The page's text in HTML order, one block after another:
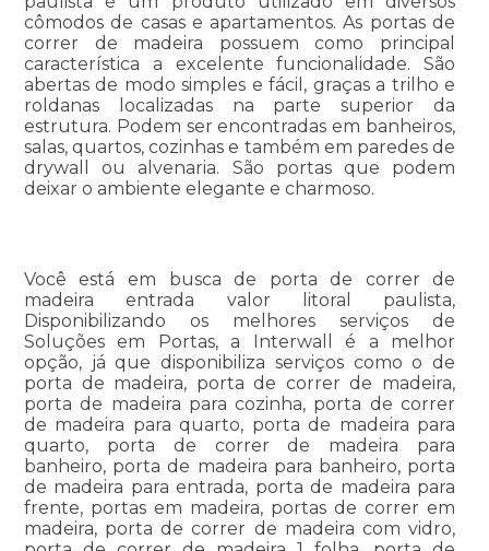
cômodos de casas e apartamentos. As portas de
correr de madeira possuem como principal
característica a excelente funcionalidade. São
abertas de modo simples e fácil, graças a trilho e
roldanas localizadas na parte superior da
estrutura. Podem ser encontradas em banheiros,
salas, quartos, cozinhas e também em paredes de
drywall ou alvenaria. São portas que podem
deixar o ambiente elegante e charmoso.
Você está em busca de porta de correr de
madeira entrada valor litoral paulista,
Disponibilizando os melhores serviços de
Soluções em Portas, a Interwall é a melhor
opção, já que disponibiliza serviços como o de
porta de madeira, porta de correr de madeira,
porta de madeira para cozinha, porta de correr
de madeira para quarto, porta de madeira para
quarto, porta de correr de madeira para
banheiro, porta de madeira para banheiro, porta
de madeira para entrada, porta de madeira para
frente, portas em madeira, portas de correr em
madeira, porta de correr de madeira com vidro,